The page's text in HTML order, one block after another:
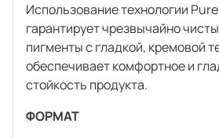
Использование технологии
гарантирует чрезвычайно
пигменты с гладкой, кремовой
обеспечивает комфортное и
стойкость продукта.
ФОРМАТ